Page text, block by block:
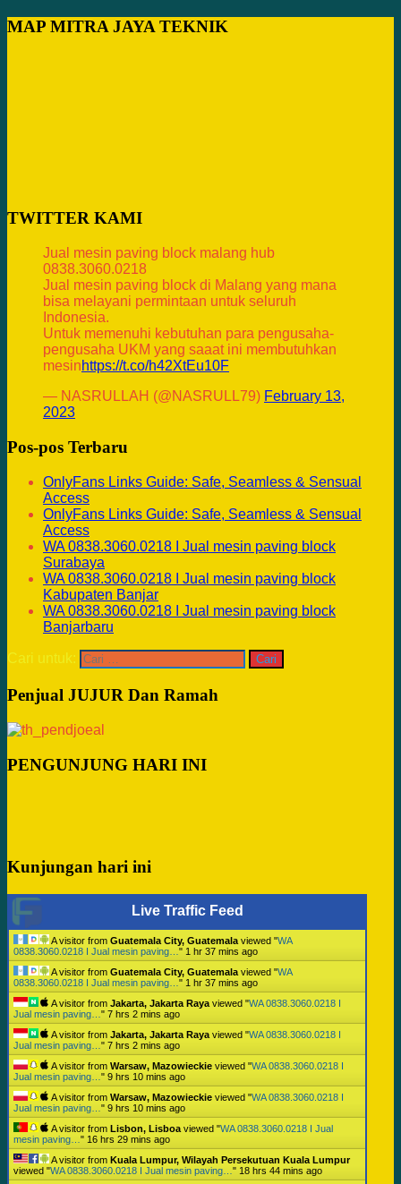
MAP MITRA JAYA TEKNIK
TWITTER KAMI
Jual mesin paving block malang hub
0838.3060.0218
Jual mesin paving block di Malang yang mana
bisa melayani permintaan untuk seluruh
Indonesia.
Untuk memenuhi kebutuhan para pengusaha-
pengusaha UKM yang saaat ini membutuhkan
mesinhttps://t.co/h42XtEu10F
— NASRULLAH (@NASRULL79) February 13,
2023
Pos-pos Terbaru
OnlyFans Links Guide: Safe, Seamless & Sensual
Access
OnlyFans Links Guide: Safe, Seamless & Sensual
Access
WA 0838.3060.0218 I Jual mesin paving block
Surabaya
WA 0838.3060.0218 I Jual mesin paving block
Kabupaten Banjar
WA 0838.3060.0218 I Jual mesin paving block
Banjarbaru
Cari untuk:
Penjual JUJUR Dan Ramah
PENGUNJUNG HARI INI
Kunjungan hari ini
Live Traffic Feed
A visitor from Guatemala City, Guatemala viewed "WA
0838.3060.0218 I Jual mesin paving… " 1 hr 37 mins ago
A visitor from Guatemala City, Guatemala viewed "WA
0838.3060.0218 I Jual mesin paving… " 1 hr 37 mins ago
A visitor from Jakarta, Jakarta Raya viewed "WA 0838.3060.0218 I
Jual mesin paving… " 7 hrs 2 mins ago
A visitor from Jakarta, Jakarta Raya viewed "WA 0838.3060.0218 I
Jual mesin paving… " 7 hrs 2 mins ago
A visitor from Warsaw, Mazowieckie viewed "WA 0838.3060.0218 I
Jual mesin paving… " 9 hrs 10 mins ago
A visitor from Warsaw, Mazowieckie viewed "WA 0838.3060.0218 I
Jual mesin paving… " 9 hrs 10 mins ago
A visitor from Lisbon, Lisboa viewed "WA 0838.3060.0218 I Jual
mesin paving… " 16 hrs 29 mins ago
A visitor from Kuala Lumpur, Wilayah Persekutuan Kuala Lumpur
viewed "WA 0838.3060.0218 I Jual mesin paving… " 18 hrs 44 mins ago